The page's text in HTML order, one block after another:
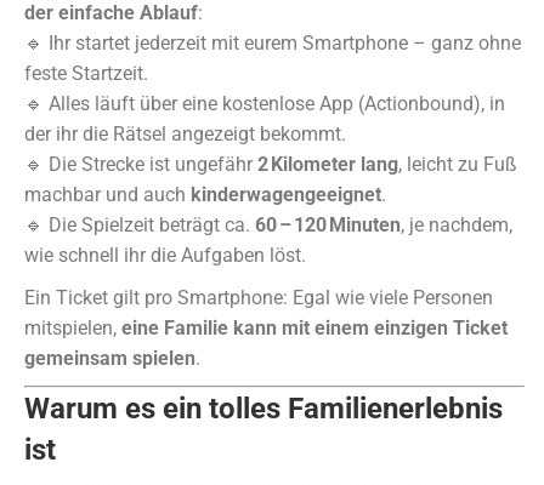
der einfache Ablauf:
🔹 Ihr startet jederzeit mit eurem Smartphone – ganz ohne
feste Startzeit.
🔹 Alles läuft über eine kostenlose App (Actionbound), in
der ihr die Rätsel angezeigt bekommt.
🔹 Die Strecke ist ungefähr 2 Kilometer lang, leicht zu Fuß
machbar und auch kinderwagengeeignet.
🔹 Die Spielzeit beträgt ca. 60 – 120 Minuten, je nachdem,
wie schnell ihr die Aufgaben löst.
Ein Ticket gilt pro Smartphone: Egal wie viele Personen
mitspielen, eine Familie kann mit einem einzigen Ticket
gemeinsam spielen.
Warum es ein tolles Familienerlebnis
ist